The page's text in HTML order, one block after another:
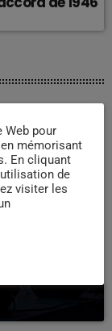
pour
mémorisant
En cliquant
de
visiter les